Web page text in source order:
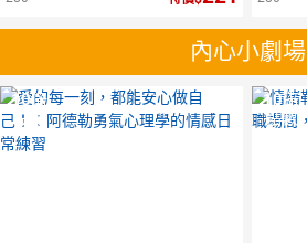
內心小劇場
10倍
點數
10倍
點數